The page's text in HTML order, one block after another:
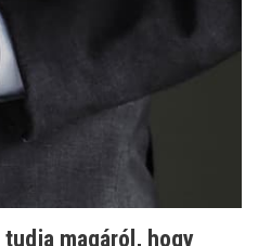
magáról, hogy